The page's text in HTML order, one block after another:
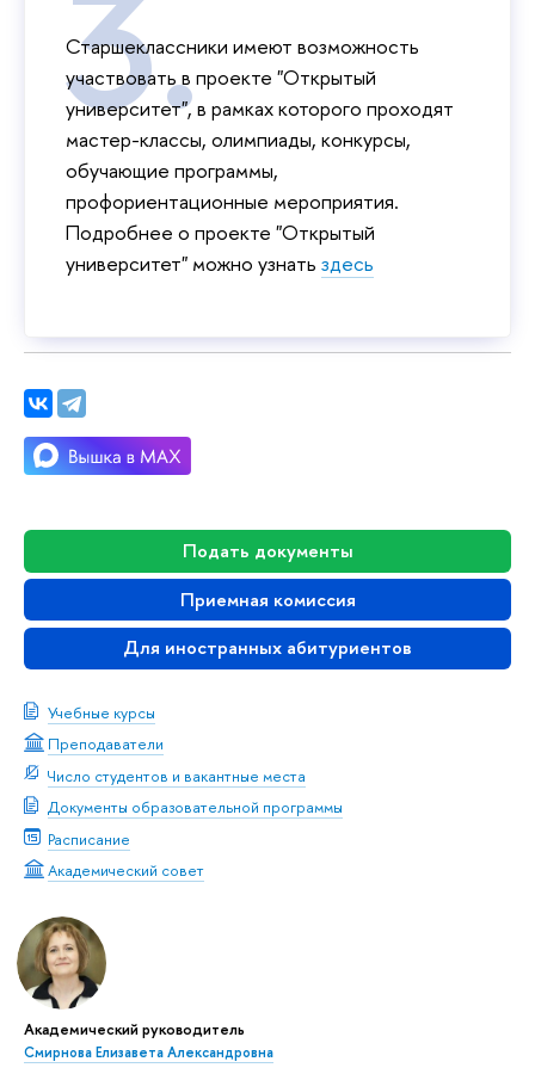
Подать документы
Приемная комиссия
Для иностранных абитуриентов
Учебные курсы
Преподаватели
Число студентов и вакантные места
Документы образовательной программы
Расписание
Академический совет
Академический руководитель
Смирнова Елизавета Александровна
Старшеклассники имеют возможность
участвовать в проекте "Открытый
университет", в рамках которого проходят
мастер-классы, олимпиады, конкурсы,
обучающие программы,
профориентационные мероприятия.
Подробнее о проекте "Открытый
университет" можно узнать здесь